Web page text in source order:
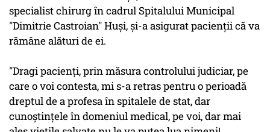
specialist chirurg în cadrul Spitalului Municipal
"Dimitrie Castroian" Huşi, şi-a asigurat pacienţii că va
rămâne alături de ei.
"Dragi pacienţi, prin măsura controlului judiciar, pe
care o voi contesta, mi s-a retras pentru o perioadă
dreptul de a profesa în spitalele de stat, dar
cunoştinţele în domeniul medical, pe voi, dar mai